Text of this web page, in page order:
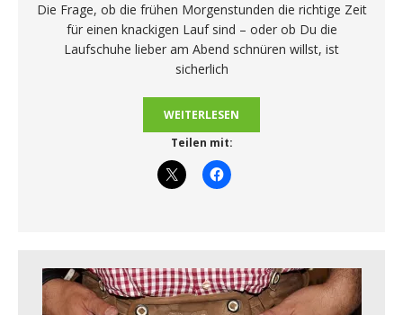
Die Frage, ob die frühen Morgenstunden die richtige Zeit
für einen knackigen Lauf sind – oder ob Du die
Laufschuhe lieber am Abend schnüren willst, ist
sicherlich
WEITERLESEN
Teilen mit: